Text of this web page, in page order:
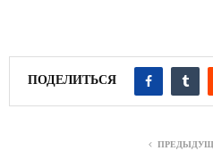
ПОДЕЛИТЬСЯ